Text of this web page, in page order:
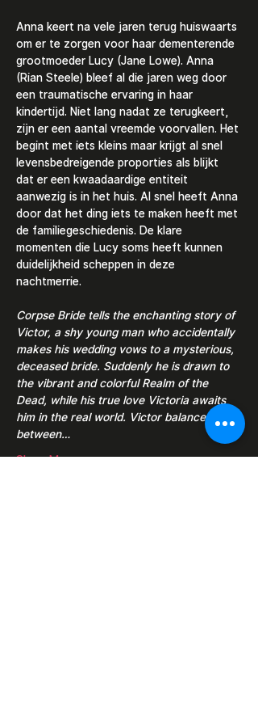
Anna keert na vele jaren terug huiswaarts
om er te zorgen voor haar dementerende
grootmoeder Lucy (Jane Lowe). Anna
(Rian Steele) bleef al die jaren weg door
een traumatische ervaring in haar
kindertijd. Niet lang nadat ze terugkeert,
zijn er een aantal vreemde voorvallen. Het
begint met iets kleins maar krijgt al snel
levensbedreigende proporties als blijkt
dat er een kwaadaardige entiteit
aanwezig is in het huis. Al snel heeft Anna
door dat het ding iets te maken heeft met
de familiegeschiedenis. De klare
momenten die Lucy soms heeft kunnen
duidelijkheid scheppen in deze
nachtmerrie.
Corpse Bride tells the enchanting story of
Victor, a shy young man who accidentally
makes his wedding vows to a mysterious,
deceased bride. Suddenly he is drawn to
the vibrant and colorful Realm of the
Dead, while his true love Victoria awaits
him in the real world. Victor balances
between…
Show More